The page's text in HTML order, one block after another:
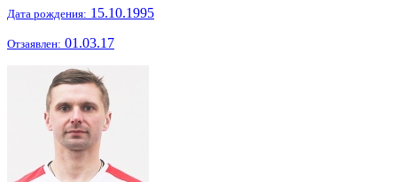
Дата рождения: 15.10.1995
Отзаявлен: 01.03.17